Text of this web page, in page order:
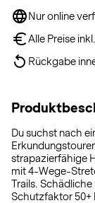
Nur online
Alle Preise
Rückgabe
Du suchst nach
strapazierfähige
mit 4-Wege-
Trails.
Schutzfaktor 50+